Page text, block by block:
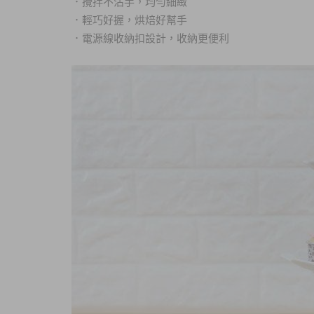
． 輕巧好握，烘焙好幫手
． 電源線收納扣設計，收納更便利